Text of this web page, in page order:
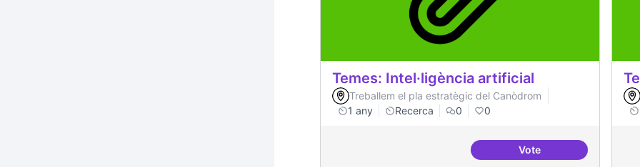
Temes: Intel·ligència artificial
Treballem el pla estratègic del Canòdrom
1 any
Recerca 0 0
VoteTemes: Intel·ligència